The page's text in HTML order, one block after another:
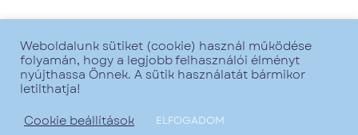
Minden jog fenntartva - Talentum iskola -
2021. - Grafika:
Weboldalunk sütiket (cookie) használ működése
folyamán, hogy a legjobb felhasználói élményt
nyújthassa Önnek. A sütik használatát bármikor
letilthatja!
Cookie beállítások
ELFOGADOM